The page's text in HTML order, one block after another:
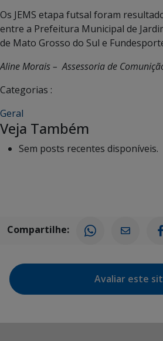
Os JEMS etapa futsal foram
entre a Prefeitura Municipal de
de Mato Grosso do Sul e
Aline Morais – Assessoria de
Categorias :
Geral
Veja Também
Sem posts recentes disponíveis.
Compartilhe:
Avaliar este